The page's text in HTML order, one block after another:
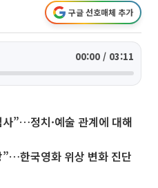
구글 선호매체 추가
00:00 / 03:11
”…정치·예술 관계에 대해
한국영화 위상 변화 진단